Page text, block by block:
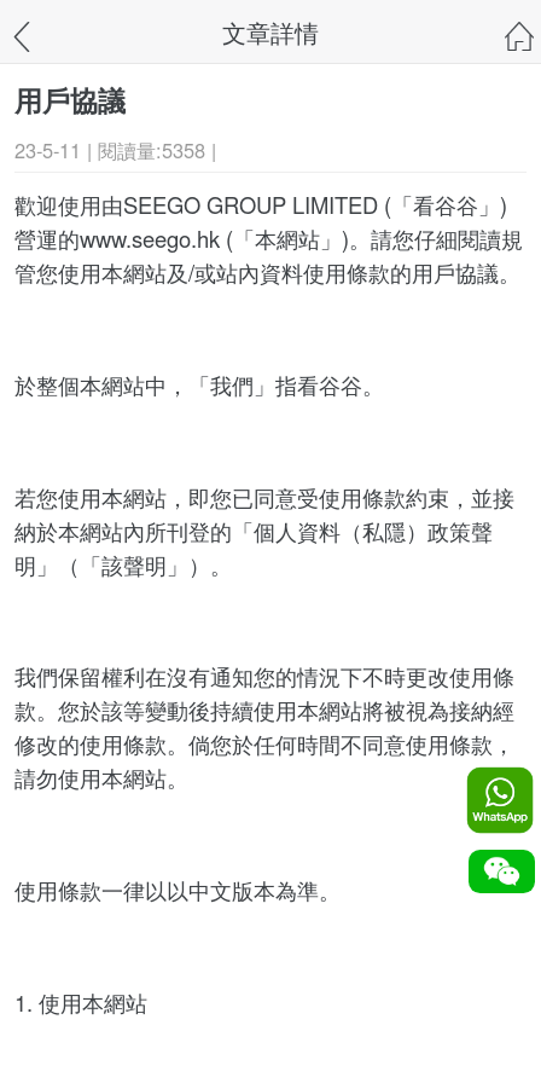
文章詳情
用戶協議
23-5-11 | 閱讀量:5358 |
歡迎使用由SEEGO GROUP LIMITED (「看谷谷」)
營運的www.seego.hk (「本網站」)。請您仔細閱讀規
管您使用本網站及/或站內資料使用條款的用戶協議。
於整個本網站中，「我們」指看谷谷。
若您使用本網站，即您已同意受使用條款約束，並接
納於本網站內所刊登的「個人資料（私隱）政策聲
明」（「該聲明」）。
我們保留權利在沒有通知您的情況下不時更改使用條
款。您於該等變動後持續使用本網站將被視為接納經
修改的使用條款。倘您於任何時間不同意使用條款，
請勿使用本網站。
使用條款一律以以中文版本為準。
1. 使用本網站